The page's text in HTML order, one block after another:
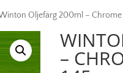
Oljefärg 200ml – Chrome
–